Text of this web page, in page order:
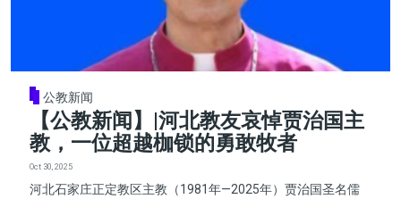
公教新闻
【公教新闻】|河北教友哀悼贾治国主
教，一位超越枷锁的勇敢牧者
Oct 30, 2025
河北石家庄正定教区主教（1981年—2025年）贾治国圣名儒